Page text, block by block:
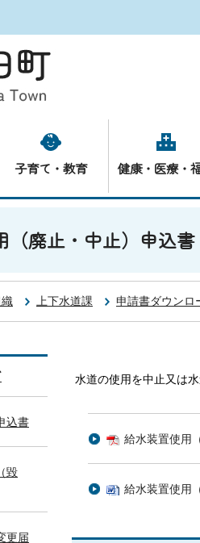
子育て・教育 健康・医療・
（廃止・中止）申込書
上下水道課 申請書ダウンロ
込書
毀
更届
水道の使用を中止又は
給水装置使用
給水装置使用